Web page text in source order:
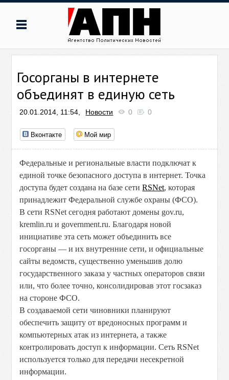
Госорганы в интернете
объединят в единую сеть
20.01.2014, 11:54, Новости 0 0
Вконтакте Мой мир
Федеральные и региональные власти подключат к
единой точке безопасного доступа в интернет. Точка
доступа будет создана на базе сетиRSNet, которая
принадлежит Федеральной службе охраны (ФСО).
В сети RSNet сегодня работают домены gov.ru,
kremlin.ru и government.ru. Благодаря новой
инициативе эта сеть может объединить все
госорганы — и их внутренние сети, и официальные
сайты ведомств, существенно уменьшив долю
государственного заказа у частных операторов связи
или, что более точно, консолидировав этот госзаказ
на стороне ФСО.
В создаваемой сети чиновники планируют
обеспечить защиту от вредоносных программ и
компьютерных атак из интернета, а также
контролировать доступ к информации. Сеть RSNet
используется только для передачи несекретной
информации.